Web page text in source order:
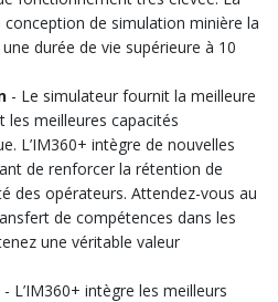
de simulation minière la
durée de vie supérieure à 10
- Le simulateur fournit la meilleure
meilleures capacités
L’IM360+ intègre de nouvelles
de renforcer la rétention de
des opérateurs. Attendez-vous au
de compétences dans les
une véritable valeur
- L’IM360+ intègre les meilleurs